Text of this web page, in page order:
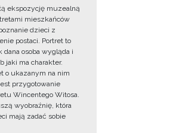
ekspozycję muzealną
mieszkańców
dzieci z
postaci. Portret to
dana osoba wygląda i
jaki ma charakter.
o ukazanym na nim
przygotowanie
Wincentego Witosa.
wyobraźnię, która
mają zadać sobie